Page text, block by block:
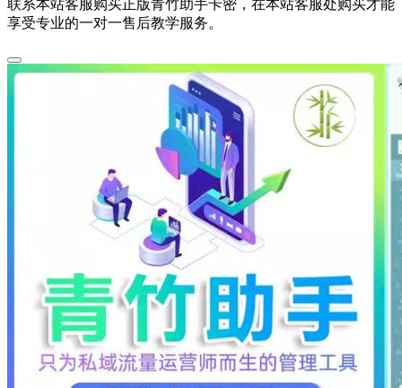
联系本站客服购买正版青竹助手卡密，在本站客服处购买才能
享受专业的一对一售后教学服务。